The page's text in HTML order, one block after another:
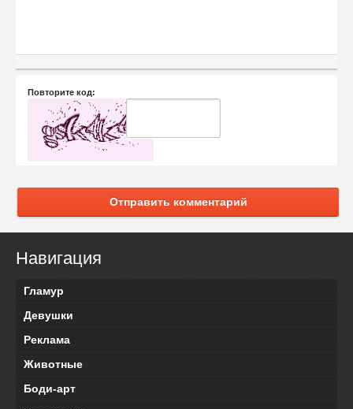
Повторите код:
Отправить комментарий
Навигация
Гламур
Девушки
Реклама
Животные
Боди-арт